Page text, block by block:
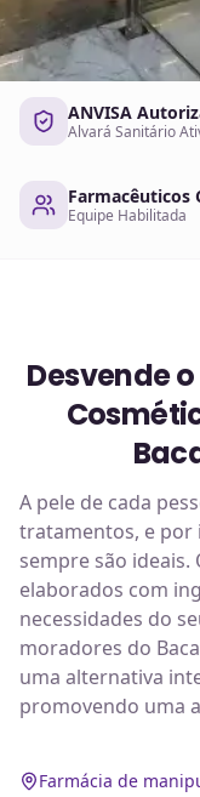
ANVISA
Alvará Sanitário
Farmacêuticos
Equipe Habilitada
Desvende
A pele de cada
tratamentos, e por
sempre são
elaborados com
necessidades do
moradores do
uma alternativa
promovendo uma
Farmácia de